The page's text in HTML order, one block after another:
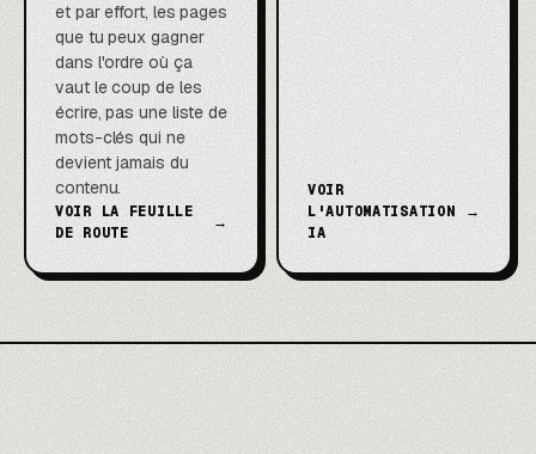
et par effort, les pages
que tu peux gagner
dans l'ordre où ça
vaut le coup de les
écrire, pas une liste de
mots-clés qui ne
devient jamais du
contenu.
VOIR LA FEUILLE
DE ROUTE
→
VOIR
L'AUTOMATISATION
IA
→